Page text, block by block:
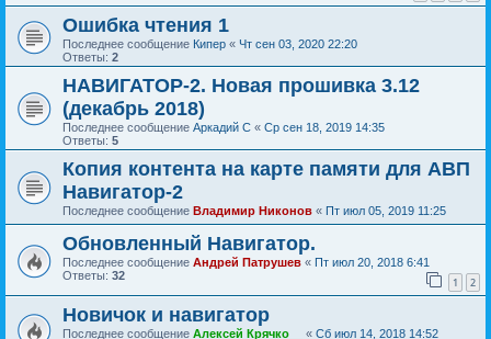
Ошибка чтения 1
Последнее сообщение Кипер « Чт сен 03, 2020 22:20
Ответы: 2
НАВИГАТОР-2. Новая прошивка 3.12
(декабрь 2018)
Последнее сообщение Аркадий С « Ср сен 18, 2019 14:35
Ответы: 5
Копия контента на карте памяти для АВП
Навигатор-2
Последнее сообщение Владимир Никонов « Пт июл 05, 2019 11:25
Обновленный Навигатор.
Последнее сообщение Андрей Патрушев « Пт июл 20, 2018 6:41
Ответы: 32 1 2
Новичок и навигатор
Последнее сообщение Алексей Крячко__ « Сб июл 14, 2018 14:52